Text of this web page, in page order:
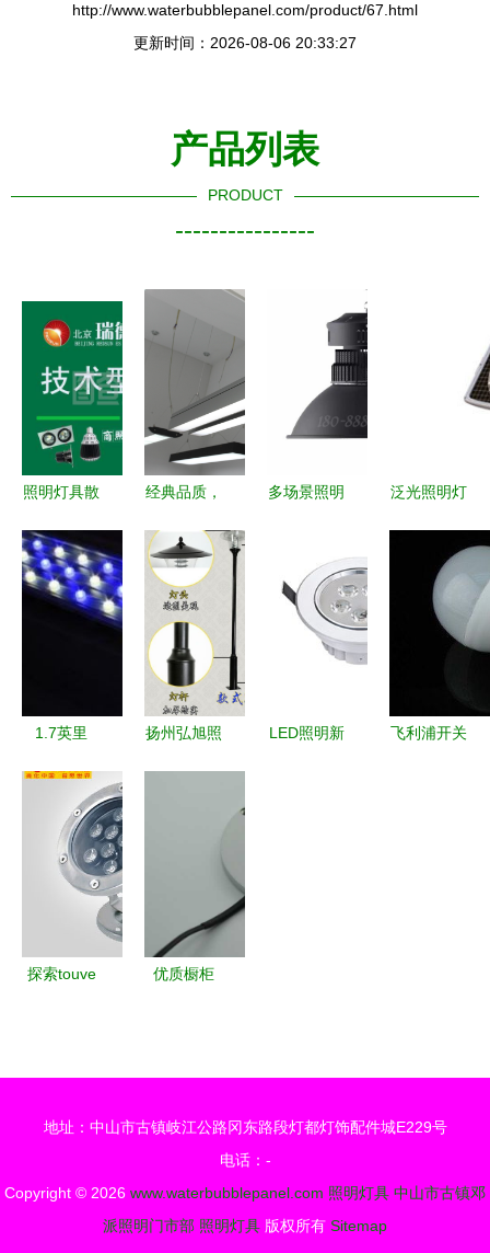
http://www.waterbubblepanel.com/product/67.html
更新时间：2026-08-06 20:33:27
产品列表
PRODUCT
----------------
照明灯具散
专业门牌背
后的散热技
术与维护
经典品质，
铝材吊线灯
引领高效办
公照明新趋
势
多场景照明
太阳能路
灯、工矿灯
塔、吊灯与
球场灯具全
泛光照明灯
购指南 点
亮广阔空间
的艺术
1.7英里
亮城市地标
美国一桥梁
斥资1500
万美元启动
照明升级工
程
扬州弘旭照
LED照明新
飞利浦开关
探索touve
析
优质橱柜
地址：中山市古镇岐江公路冈东路段灯都灯饰配件城E229号
电话：-
Copyright © 2026 www.waterbubblepanel.com 照明灯具 中山市古镇邓
派照明门市部 照明灯具 版权所有 Sitemap